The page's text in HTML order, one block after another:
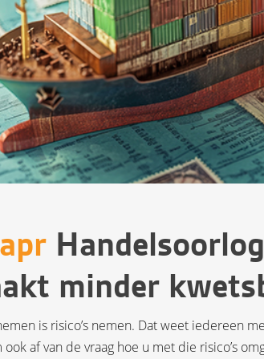
minder
is risico’s nemen. Dat weet iedereen
ook af van de vraag hoe u met die risico’s